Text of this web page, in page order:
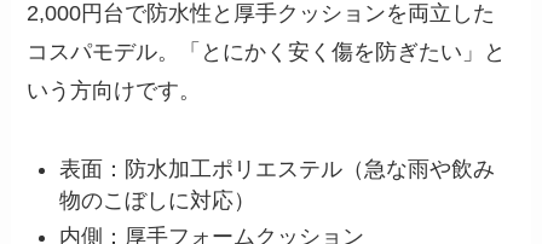
2,000円台で防水性と厚手クッションを両立した
コスパモデル。「とにかく安く傷を防ぎたい」と
いう方向けです。
表面：防水加工ポリエステル（急な雨や飲み
物のこぼしに対応）
内側：厚手フォームクッション